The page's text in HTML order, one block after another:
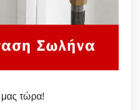
τώρα!